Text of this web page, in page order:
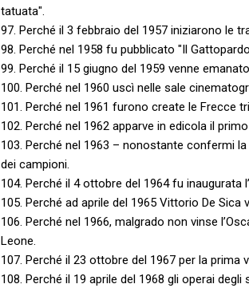
tatuata".
97. Perché il 3 febbraio del 1957 iniziarono le
98. Perché nel 1958 fu pubblicato "Il
99. Perché il 15 giugno del 1959 venne
100. Perché nel 1960 uscì nelle sale
101. Perché nel 1961 furono create le Frecce
102. Perché nel 1962 apparve in edicola il
103. Perché nel 1963 – nonostante confermi
dei campioni.
104. Perché il 4 ottobre del 1964 fu inaugurata
105. Perché ad aprile del 1965 Vittorio De Sica
106. Perché nel 1966, malgrado non vinse
Leone.
107. Perché il 23 ottobre del 1967 per la prima
108. Perché il 19 aprile del 1968 gli operai